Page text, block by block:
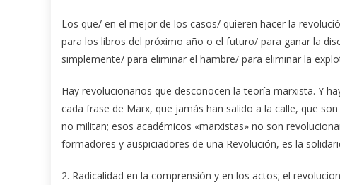
Los que/ en el mejor de los casos/ quieren hacer la
para los libros del próximo año o el futuro/ para ganar la
simplemente/ para eliminar el hambre/ para eliminar la
Hay revolucionarios que desconocen la teoría marxista. Y
cada frase de Marx, que jamás han salido a la calle, que
no militan; esos académicos «marxistas» no son
formadores y auspiciadores de una Re­vo­lución, es la
2. Radicalidad en la comprensión y en los actos; el